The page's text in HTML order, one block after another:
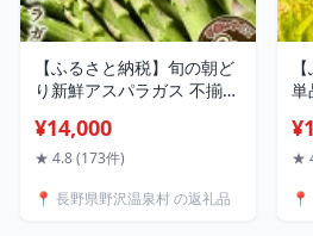
【ふるさと納税】旬の朝ど
り新鮮アスパラガス 不揃い
※2026年5月中旬頃より順
次発送予定
¥14,000
★ 4.8 (173件)
📍 長野県野沢温泉村 の返礼品
単
～
達
★